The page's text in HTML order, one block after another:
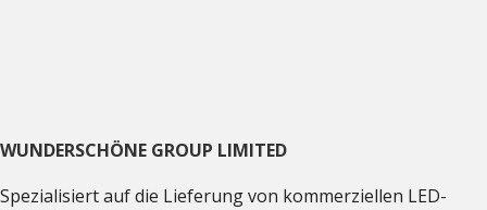
WUNDERSCHÖNE GROUP LIMITED
Spezialisiert auf die Lieferung von kommerziellen LED-